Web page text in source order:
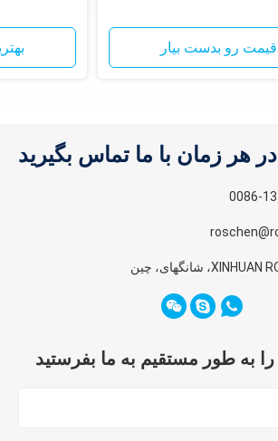
قیمت رو بدست بیار
در هر زمان با ما تماس بگیرید
0086-
به طور مستقیم به ما بفرستید